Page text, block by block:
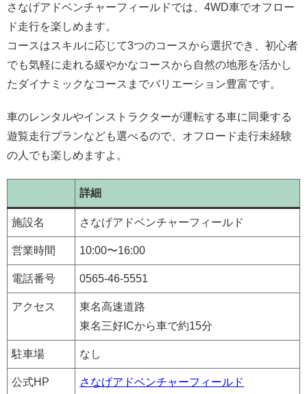
さなげアドベンチャーフィールドでは、4WD車でオフロー
ド走行を楽しめます。
コースはスキルに応じて3つのコースから選択でき、初心者
でも気軽に走れる緩やかなコースから自然の地形を活かし
たダイナミックなコースまでバリエーション豊富です。
車のレンタルやインストラクターが運転する車に同乗する
遊覧走行プランなども選べるので、オフロード走行未経験
の人でも楽しめますよ。
詳細
施設名 ​​さなげアドベンチャーフィールド
営業時間 10:00〜16:00
電話番号 ​​0565-46-5551
アクセス
東名高速道路
東名三好ICから車で約15分
駐車場 なし
公式HP さなげアドベンチャーフィールド